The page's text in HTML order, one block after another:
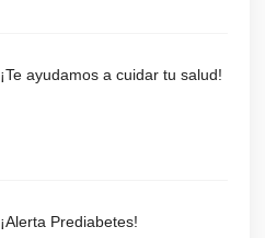
¡Te ayudamos a cuidar tu salud!
¡Alerta Prediabetes!